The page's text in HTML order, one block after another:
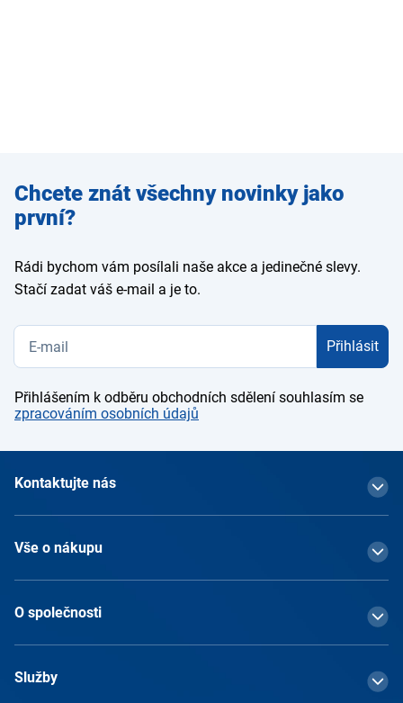
Zadejte
e-mail
Chcete znát všechny novinky jako
první?
Rádi bychom vám posílali naše akce a jedinečné slevy.
Stačí zadat váš e-mail a je to.
Přihlásit
Přihlášením k odběru obchodních sdělení souhlasím se
zpracováním osobních údajů
Kontaktujte nás
Vše o nákupu
O společnosti
Služby